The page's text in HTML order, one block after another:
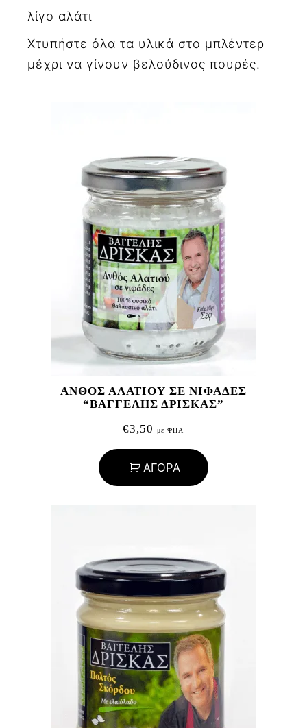
λίγο αλάτι
Χτυπήστε όλα τα υλικά στο μπλέντερ
μέχρι να γίνουν βελούδινος πουρές.
ΑΝΘΟΣ ΑΛΑΤΙΟΥ ΣΕ ΝΙΦΑΔΕΣ
“ΒΑΓΓΕΛΗΣ ΔΡΙΣΚΑΣ”
€3,50 με ΦΠΑ
ΑΓΟΡΑ